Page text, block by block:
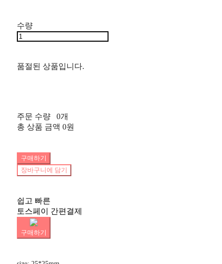
수량
품절된 상품입니다.
주문 수량
0개
총 상품 금액 0원
구매하기
장바구니에 담기
쉽고 빠른
토스페이 간편결제
구매하기